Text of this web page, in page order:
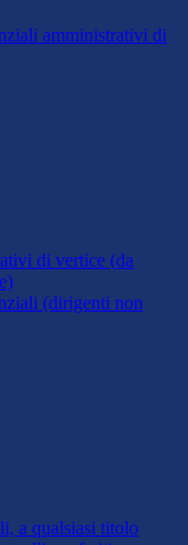
amministrativi di
di vertice (da
(dirigenti non
a qualsiasi titolo